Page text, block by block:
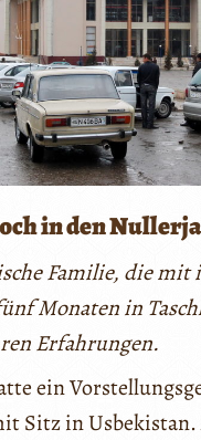
in den
Familie, die
Monaten in
Erfahrungen.
ein
Sitz in